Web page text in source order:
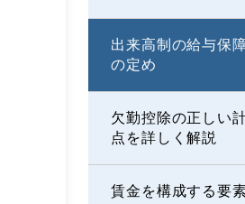
出来高制の給与保
の定め
欠勤控除の正しい
点を詳しく解説
賃金を構成する要